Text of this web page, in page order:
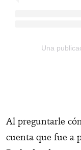
Una
Al preguntarle
cuenta que fue a